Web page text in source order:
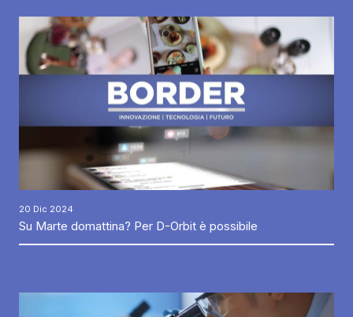
20 Dic 2024
Su Marte domattina? Per D-Orbit è possibile